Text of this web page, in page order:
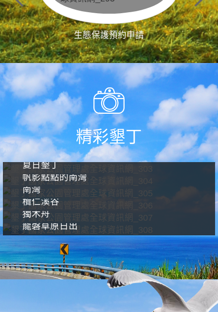
生態保護預約申請
精彩墾丁
夏日墾丁
帆影點點的南灣
南灣
欖仁溪谷
獨木舟
龍磐草原日出